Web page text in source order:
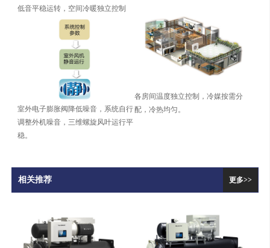
低音平稳运转，空间冷暖独立控制
室外电子膨胀阀降低噪音，系统自行
调整外机噪音，三维螺旋风叶运行平
稳。
各房间温度独立控制，冷媒按需分
配，冷热均匀。
相关推荐 更多>>